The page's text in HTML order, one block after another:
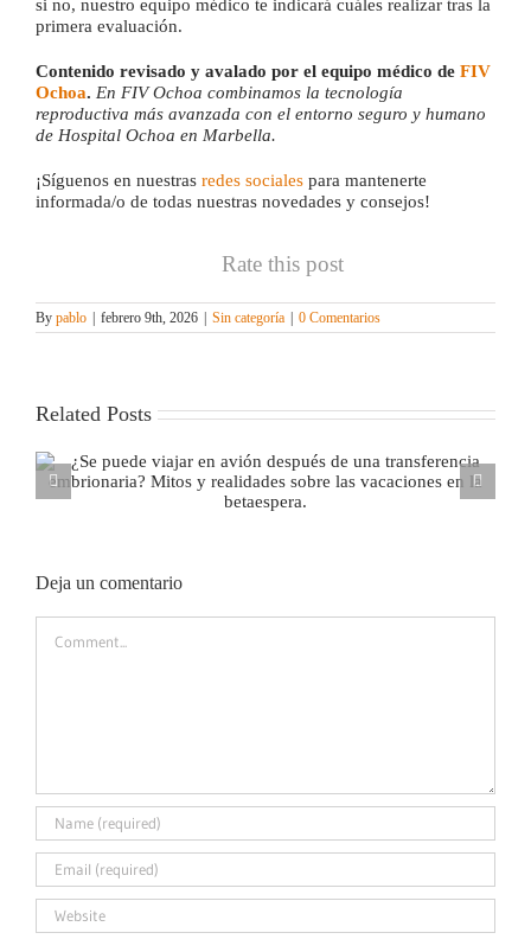
si no, nuestro equipo médico te indicará cuáles realizar tras la
primera evaluación.
Contenido revisado y avalado por el equipo médico de FIV
Ochoa. En FIV Ochoa combinamos la tecnología
reproductiva más avanzada con el entorno seguro y humano
de Hospital Ochoa en Marbella.
¡Síguenos en nuestras redes sociales para mantenerte
informada/o de todas nuestras novedades y consejos!
Rate this post
By pablo | febrero 9th, 2026 | Sin categoría | 0 Comentarios
Related Posts
¿Puedo ir a la playa o bañarme en la piscina durante
una FIV?
Deja un comentario